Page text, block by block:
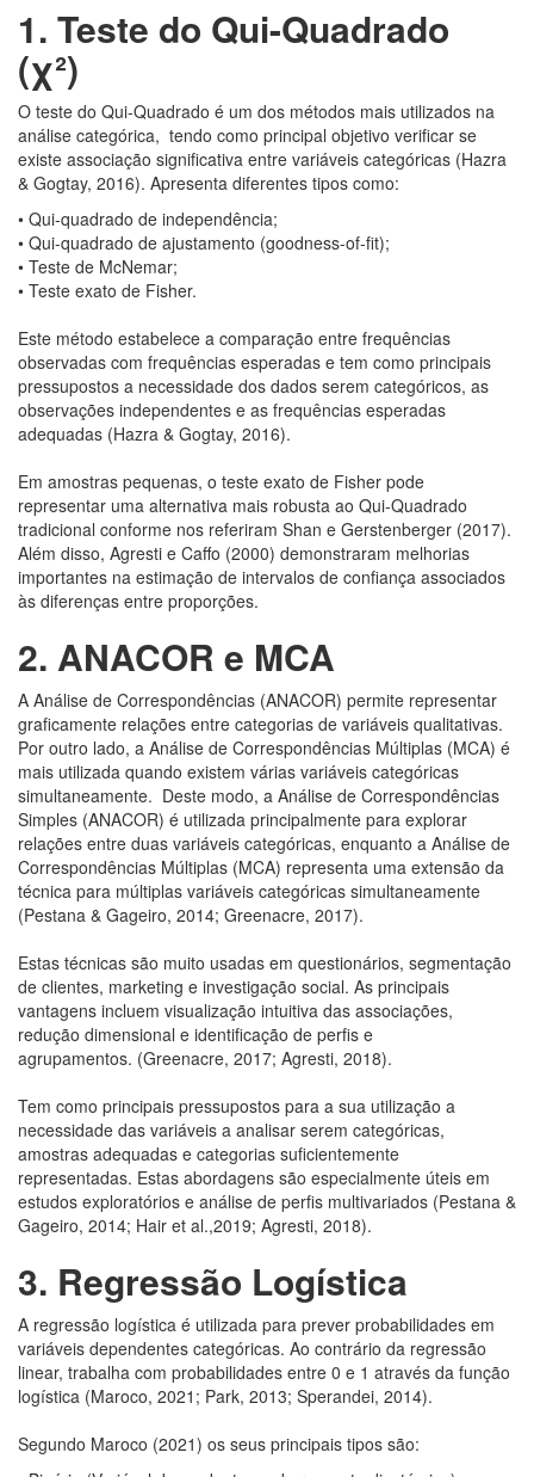
1. Teste do Qui-Quadrado
(χ²)
O teste do Qui-Quadrado é um dos métodos mais utilizados na
análise categórica, tendo como principal objetivo verificar se
existe associação significativa entre variáveis categóricas (Hazra
& Gogtay, 2016). Apresenta diferentes tipos como:
• Qui-quadrado de independência;
• Qui-quadrado de ajustamento (goodness-of-fit);
• Teste de McNemar;
• Teste exato de Fisher.
Este método estabelece a comparação entre frequências
observadas com frequências esperadas e tem como principais
pressupostos a necessidade dos dados serem categóricos, as
observações independentes e as frequências esperadas
adequadas (Hazra & Gogtay, 2016).
Em amostras pequenas, o teste exato de Fisher pode
representar uma alternativa mais robusta ao Qui‑Quadrado
tradicional conforme nos referiram Shan e Gerstenberger (2017).
Além disso, Agresti e Caffo (2000) demonstraram melhorias
importantes na estimação de intervalos de confiança associados
às diferenças entre proporções.
2. ANACOR e MCA
A Análise de Correspondências (ANACOR) permite representar
graficamente relações entre categorias de variáveis qualitativas.
Por outro lado, a Análise de Correspondências Múltiplas (MCA) é
mais utilizada quando existem várias variáveis categóricas
simultaneamente. Deste modo, a Análise de Correspondências
Simples (ANACOR) é utilizada principalmente para explorar
relações entre duas variáveis categóricas, enquanto a Análise de
Correspondências Múltiplas (MCA) representa uma extensão da
técnica para múltiplas variáveis categóricas simultaneamente
(Pestana & Gageiro, 2014; Greenacre, 2017).
Estas técnicas são muito usadas em questionários, segmentação
de clientes, marketing e investigação social. As principais
vantagens incluem visualização intuitiva das associações,
redução dimensional e identificação de perfis e
agrupamentos. (Greenacre, 2017; Agresti, 2018).
Tem como principais pressupostos para a sua utilização a
necessidade das variáveis a analisar serem categóricas,
amostras adequadas e categorias suficientemente
representadas. Estas abordagens são especialmente úteis em
estudos exploratórios e análise de perfis multivariados (Pestana &
Gageiro, 2014; Hair et al.,2019; Agresti, 2018).
3. Regressão Logística
A regressão logística é utilizada para prever probabilidades em
variáveis dependentes categóricas. Ao contrário da regressão
linear, trabalha com probabilidades entre 0 e 1 através da função
logística (Maroco, 2021; Park, 2013; Sperandei, 2014).
Segundo Maroco (2021) os seus principais tipos são: